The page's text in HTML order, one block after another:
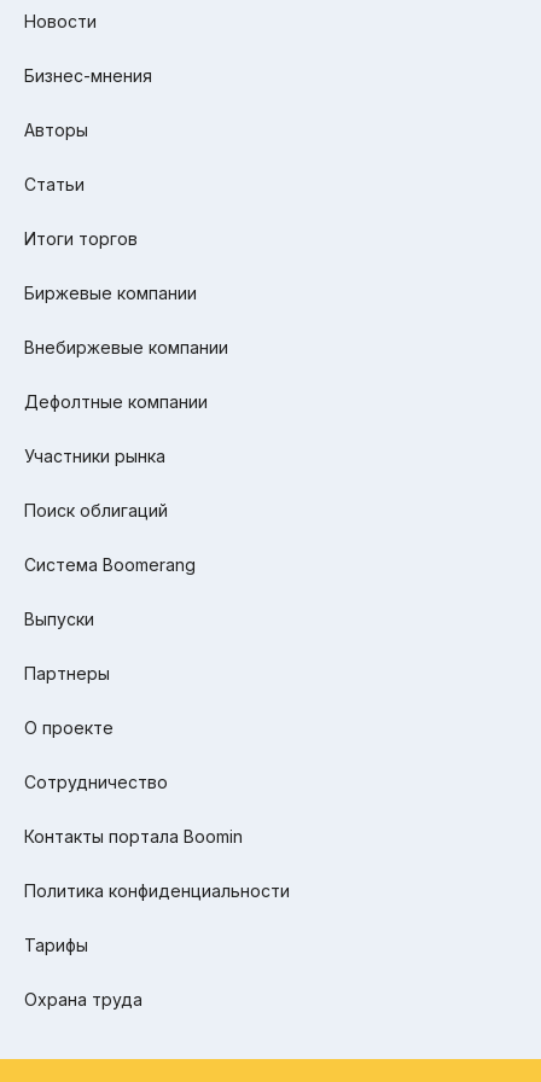
Новости
Бизнес-мнения
Авторы
Статьи
Итоги торгов
Биржевые компании
Внебиржевые компании
Дефолтные компании
Участники рынка
Поиск облигаций
Система Boomerang
Выпуски
Партнеры
О проекте
Сотрудничество
Контакты портала Boomin
Политика конфиденциальности
Тарифы
Охрана труда